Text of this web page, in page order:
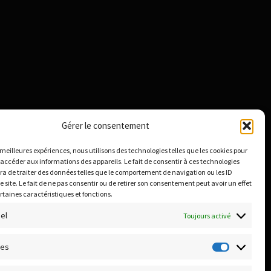
Gérer le consentement
expériences, nous utilisons des technologies telles que les cookies pour
aux informations des appareils. Le fait de consentir à ces technologies
de traiter des données telles que le comportement de navigation ou les ID
site. Le fait de ne pas consentir ou de retirer son consentement peut avoir un effet
caractéristiques et fonctions.
Toujours activé